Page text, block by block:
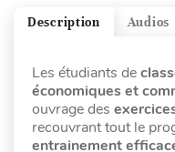
Audios
Description
Les étudiants de
économiques et
ouvrage des
recouvrant tout le
entrainement